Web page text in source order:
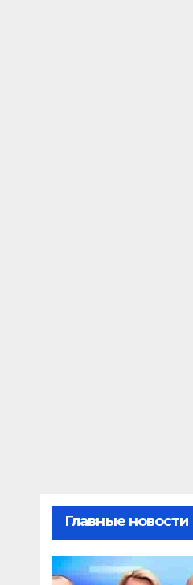
Главные новости